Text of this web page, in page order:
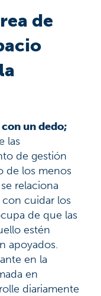
de
un dedo;
las
de gestión
de los menos
relaciona
cuidar los
de que las
estén
apoyados.
en la
en
diariamente